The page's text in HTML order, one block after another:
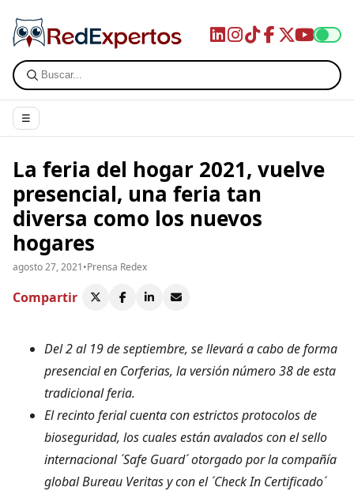
☰
La feria del hogar 2021, vuelve
presencial, una feria tan
diversa como los nuevos
hogares
agosto 27, 2021•Prensa Redex
Compartir
Del 2 al 19 de septiembre, se llevará a cabo de forma
presencial en Corferias, la versión número 38 de esta
tradicional feria.
El recinto ferial cuenta con estrictos protocolos de
bioseguridad, los cuales están avalados con el sello
internacional ´Safe Guard´ otorgado por la compañía
global Bureau Veritas y con el ´Check In Certificado´